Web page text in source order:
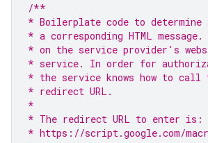
/**
* Boilerplate code to
* a corresponding HTML
* on the service provider's
* service. In order for
* the service knows how to
* redirect URL.
*
* The redirect URL to enter is:
* https://script.google.com/